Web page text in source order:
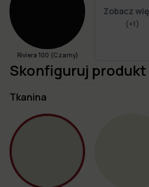
Riviera 100 (Czarny)
Zobacz
(+1)
Skonfiguruj produkt
Tkanina